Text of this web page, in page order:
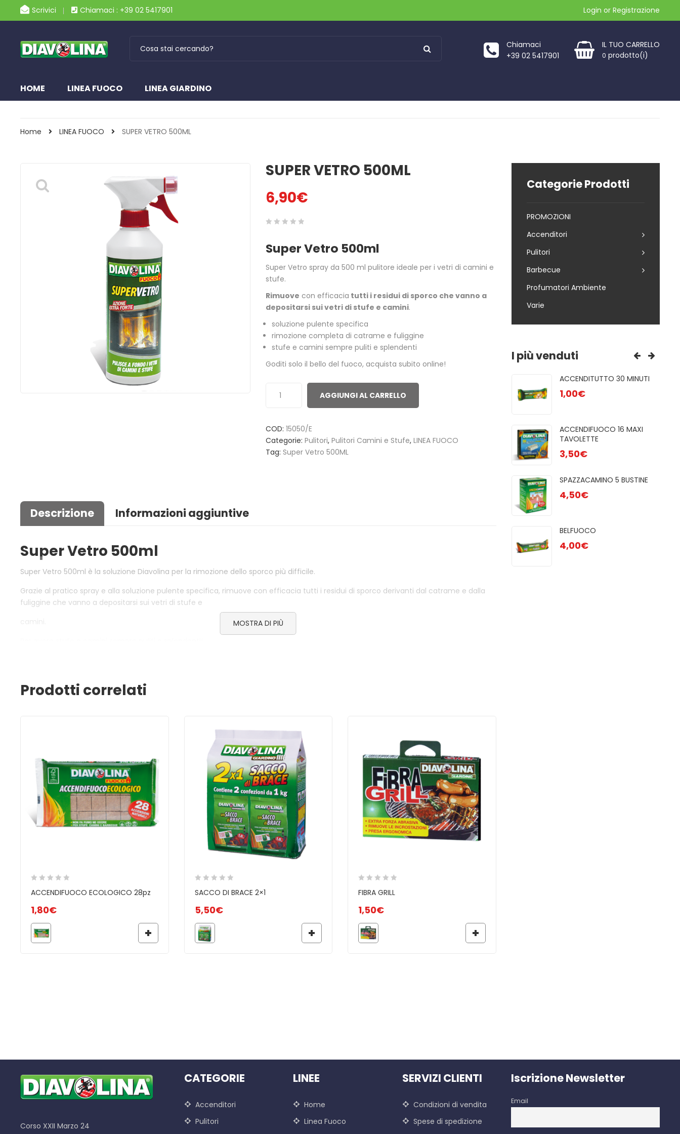
Scrivici Chiamaci : +39 02 5417901 Login or Registrazione
Chiamaci
+39 02 5417901
IL TUO CARRELLO
0 prodotto(i)
HOME LINEA FUOCO LINEA GIARDINO
Home LINEA FUOCO SUPER VETRO 500ML
SUPER VETRO 500ML
6,90€
out
based
on
customer
ratings
Super Vetro 500ml
Super Vetro spray da 500 ml pulitore ideale per i vetri di camini e
stufe.
Rimuove con efficacia tutti i residui di sporco che vanno a
depositarsi sui vetri di stufe e camini.
soluzione pulente specifica
rimozione completa di catrame e fuliggine
stufe e camini sempre puliti e splendenti
Goditi solo il bello del fuoco, acquista subito online!
AGGIUNGI AL CARRELLO
COD:15050/E
Categorie:Pulitori,Pulitori Camini e Stufe,LINEA FUOCO
Tag:Super Vetro 500ML
Descrizione Informazioni aggiuntive
Super Vetro 500ml
Super Vetro 500ml è la soluzione Diavolina per la rimozione dello sporco più difficile.
Grazie al pratico spray e alla soluzione pulente specifica, rimuove con efficacia tutti i residui di sporco derivanti dal catrame e dalla
fuliggine che vanno a depositarsi sui vetri di stufe e
MOSTRA DI PIÙ
Prodotti correlati
ACCENDIFUOCO ECOLOGICO 28pz
1,80€
SACCO DI BRACE 2×1
5,50€
FIBRA GRILL
1,50€
Categorie Prodotti
PROMOZIONI
Accenditori
Pulitori
Barbecue
Profumatori Ambiente
Varie
I più venduti
1,00€
ACCENDIFUOCO 16 MAXI
TAVOLETTE
3,50 €
3,00
6,50€
ACCENDITUTTO 30 MINUTI
1,00€
ACCENDIFUOCO 16 MAXI
TAVOLETTE
3,50€
SPAZZACAMINO 5 BUSTINE
4,50€
BELFUOCO
4,00€
Corso XXII Marzo 24
CATEGORIE
Accenditori
Pulitori
LINEE
Home
Linea Fuoco
SERVIZI CLIENTI
Condizioni di vendita
Spese di spedizione
Iscrizione Newsletter
Email